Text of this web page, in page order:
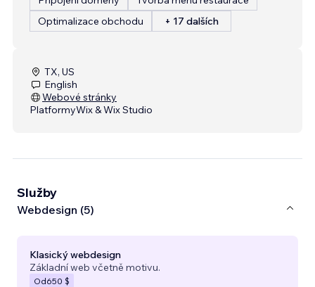
Optimalizace obchodu
+ 17 dalších
TX, US
English
Webové stránky
PlatformyWix & Wix Studio
Služby
Webdesign (5)
Klasický webdesign
Základní web včetně motivu.
Od650 $